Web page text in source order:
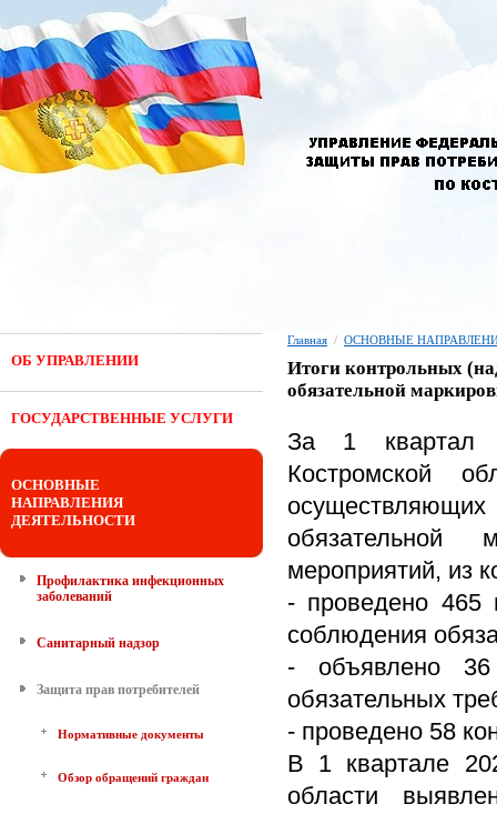
ОБ УПРАВЛЕНИИ
ГОСУДАРСТВЕННЫЕ УСЛУГИ
ОСНОВНЫЕ
НАПРАВЛЕНИЯ
ДЕЯТЕЛЬНОСТИ
Профилактика инфекционных
заболеваний
Санитарный надзор
Защита прав потребителей
Нормативные документы
Обзор обращений граждан
Главная / ОСНОВНЫЕ
Итоги контрольных
обязательной
За 1 квартал
Костромской
обязательной
мероприятий, из
- проведено
соблюдения
- объявлено 36
обязательных
- проведено 58
В 1 квартале
области